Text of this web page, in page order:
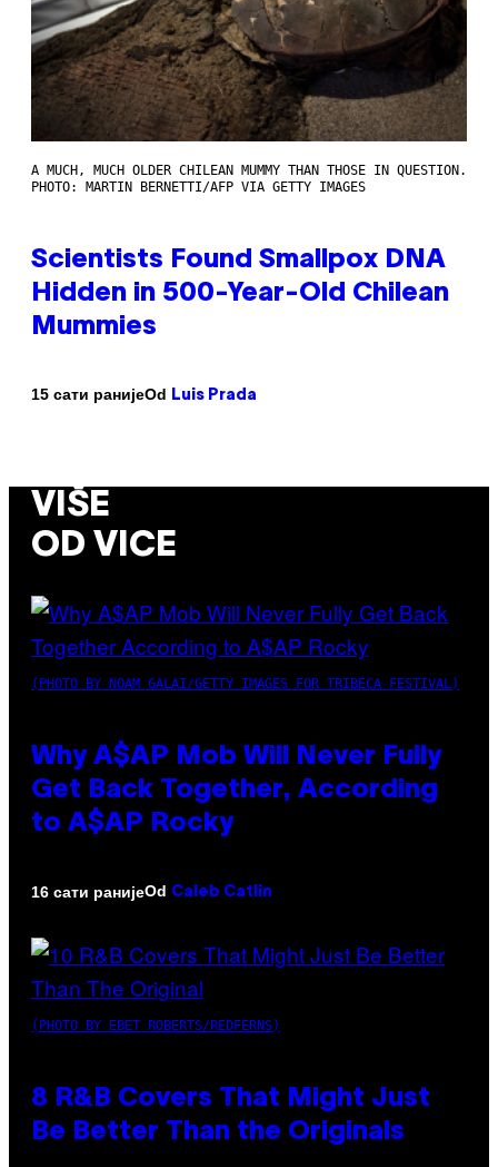
A MUCH, MUCH OLDER CHILEAN MUMMY THAN THOSE IN QUESTION.
PHOTO: MARTIN BERNETTI/AFP VIA GETTY IMAGES
Scientists Found Smallpox DNA
Hidden in 500-Year-Old Chilean
Mummies
15 сати ранијеOd Luis Prada
VIŠE
OD VICE
(PHOTO BY NOAM GALAI/GETTY IMAGES FOR TRIBECA FESTIVAL)
Why A$AP Mob Will Never Fully
Get Back Together, According
to A$AP Rocky
16 сати ранијеOd Caleb Catlin
(PHOTO BY EBET ROBERTS/REDFERNS)
8 R&B Covers That Might Just
Be Better Than the Originals